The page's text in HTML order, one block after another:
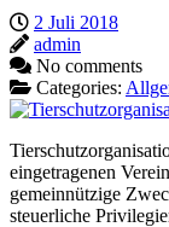
2 Juli 2018
admin
No comments
Categories:
eingetragenen
gemeinnützige
steuerliche